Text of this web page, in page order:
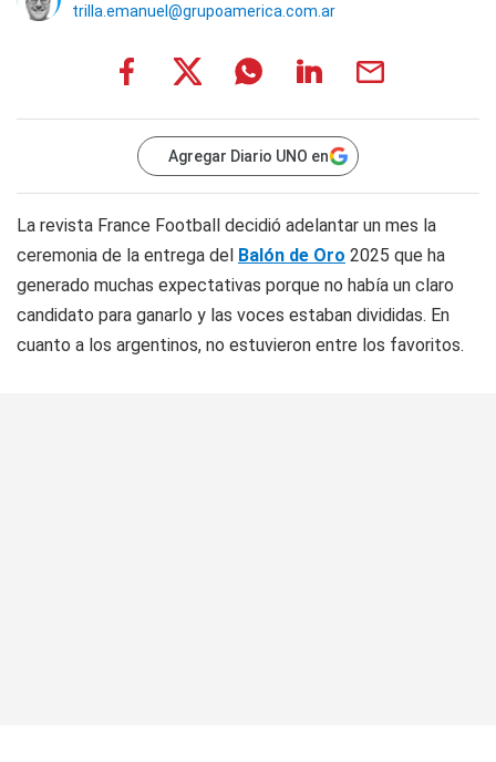
trilla.emanuel@grupoamerica.com.ar
Agregar Diario UNO en
La revista France Football
decidió adelantar un mes la
ceremonia de la entrega del
Balón de Oro 2025 que ha
generado muchas expectativas porque no había un claro
candidato para ganarlo y las voces estaban divididas. En
cuanto a los argentinos, no estuvieron entre los favoritos.